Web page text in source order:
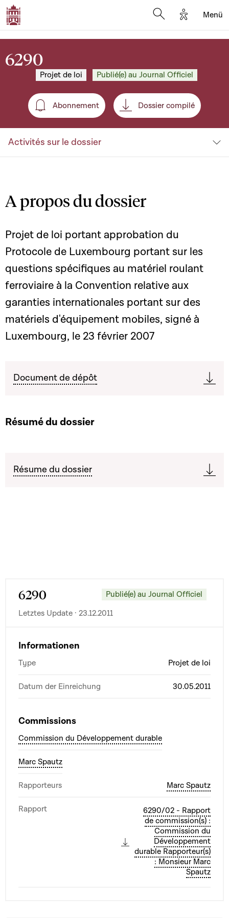
Options
Menü
6290
Projet de loi Publié(e) au Journal Officiel
Abonnement
Abonnement Dossier compilé
Activités sur le dossier
A propos du dossier
Projet de loi portant approbation du
Protocole de Luxembourg portant sur les
questions spécifiques au matériel roulant
ferroviaire à la Convention relative aux
garanties internationales portant sur des
matériels d'équipement mobiles, signé à
Luxembourg, le 23 février 2007
Document de dépôt
Résumé du dossier
Résume du dossier
6290
Publié(e) au Journal Officiel
Letztes Update · 23.12.2011
Informationen
Type Projet de loi
Datum der Einreichung 30.05.2011
Commissions
Commission du Développement durable
Marc Spautz
Rapporteurs Marc Spautz
Rapport
6290/02 - Rapport
de commission(s) :
Commission du
Développement
durable Rapporteur(s)
: Monsieur Marc
Spautz